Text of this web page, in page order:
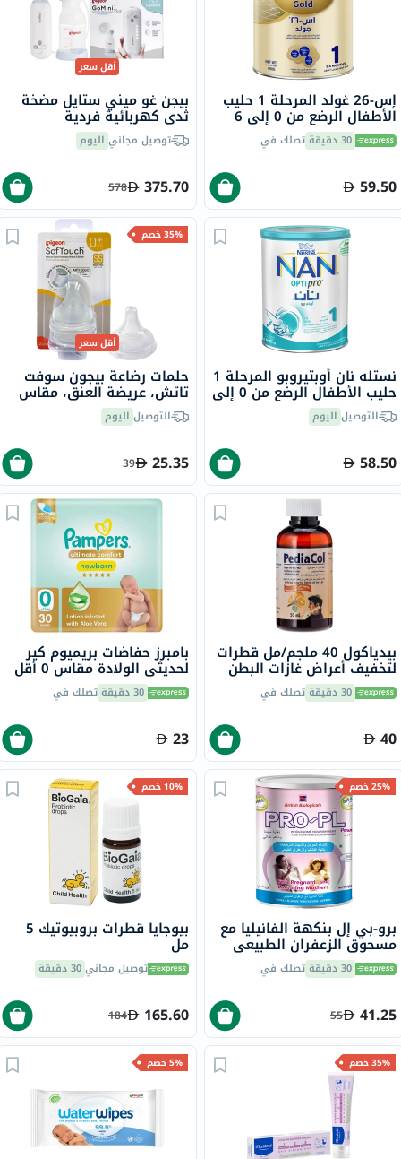
إس-26 غولد المرحلة 1 حليب
الأطفال الرضع من 0 إلى 6
شهور 400 جرام30 دقيقة تصلك في
59.50
أقل سعر
بيجن غو ميني ستايل مضخة
ثدي كهربائية فردية
توصيل مجاني اليوم
375.70
578
نستله نان أوبتيروبو المرحلة 1
حليب الأطفال الرضع من 0 إلى
6 شهور 400 جرام التوصيل اليوم
58.50
35% خصم
أقل سعر
حلمات رضاعة بيجون سوفت
تاتش، عريضة العنق، مقاس
صغير جدا، 2 قطعة
التوصيل اليوم
25.35
39
بيدياكول 40 ملجم/مل قطرات
لتخفيف أعراض غازات البطن
50 مل 30 دقيقة تصلك في
40
بامبرز حفاضات بريميوم كير
لحديثي الولادة مقاس 0 أقل
من 2.5 كجم حزمة من 30 30 دقيقة تصلك في
23
25% خصم
برو-بي إل بنكهة الفانيليا مع
مسحوق الزعفران الطبيعي
400 جرام 30 دقيقة تصلك في
41.25
55
10% خصم
بيوجايا قطرات بروبيوتيك 5
مل
توصيل مجاني30 دقيقة
165.60
184
35% خصم 5% خصم